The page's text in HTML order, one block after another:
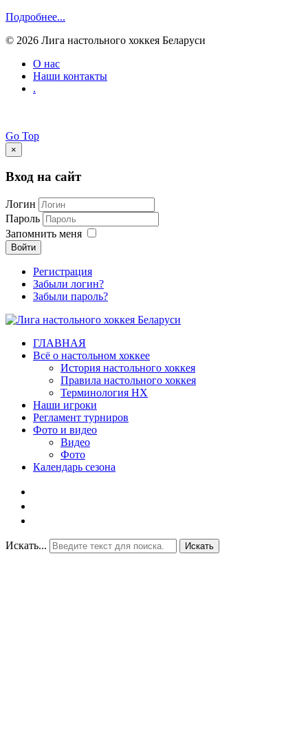
Подробнее...
© 2026 Лига настольного хоккея Беларуси
О нас
Наши контакты
.
Go Top
×
Вход на сайт
Логин
Пароль
Запомнить меня
Войти
Регистрация
Забыли логин?
Забыли пароль?
ГЛАВНАЯ
Всё о настольном хоккее
История настольного хоккея
Правила настольного хоккея
Терминология НХ
Наши игроки
Регламент турниров
Фото и видео
Видео
Фото
Календарь сезона
Искать... Искать